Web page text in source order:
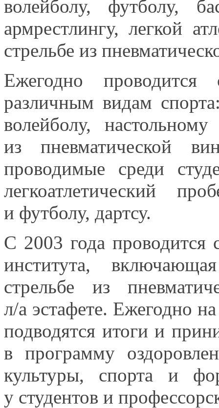
волейболу, футболу,
армрестлингу, легкой
стрельбе из
Ежегодно проводится
различным видам
волейболу,
из пневматической
проводимые среди
легкоатлетический
и футболу, дартсу.
С 2003 года проводится
института,
стрельбе из
л/а эстафете. Ежегодно
подводятся итогии
в программу
культуры, спорта и
у студентов и